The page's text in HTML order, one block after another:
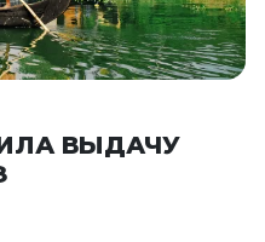
ВЫДАЧУ